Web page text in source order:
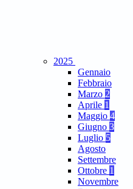
2025
Gennaio
Febbraio
Marzo 2
Aprile 1
Maggio 4
Giugno 3
Luglio 5
Agosto
Settembre
Ottobre 1
Novembre